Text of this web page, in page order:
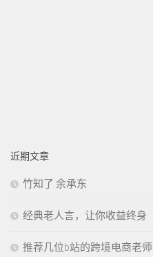
近期文章
竹知了 余承东
经典老人言，让你收益终身
推荐几位b站的跨境电商老师